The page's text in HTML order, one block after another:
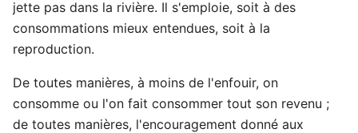
jette pas dans la rivière. Il s'emploie, soit à des
consommations mieux entendues, soit à la
reproduction.
De toutes manières, à moins de l'enfouir, on
consomme ou l'on fait consommer tout son revenu ;
de toutes manières, l'encouragement donné aux